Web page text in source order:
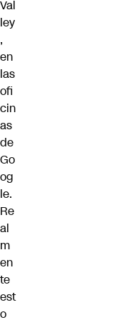
Val
ley
,
en
las
ofi
cin
as
de
Go
og
le.
Re
al
m
en
te
est
o